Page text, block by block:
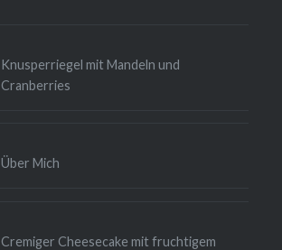
Knusperriegel mit Mandeln und
Cranberries
Über Mich
Cremiger Cheesecake mit fruchtigem